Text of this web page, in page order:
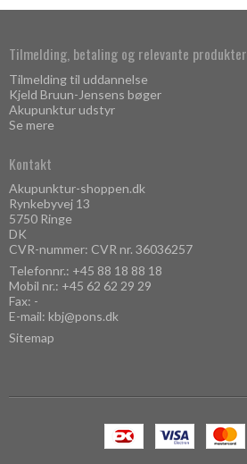
Tilmelding, betaling og relevante produkter
Tilmelding til uddannelse
Kjeld Bruun-Jensens bøger
Akupunktur udstyr
Se mere
Kontakt
Akupunktur-shoppen.dk
Rynkebyvej 13
5750 Ringe
DK
CVR-nummer: CVR nr. 36036257
Telefonnr.: +45 88 18 88 18
Mobil nr.: +45 62 62 29 29
Fax: -
E-mail: kbj@pons.dk
Sitemap